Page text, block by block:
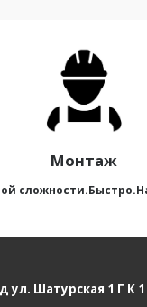
Монтаж
ул. Шатурская 1 Г К 1